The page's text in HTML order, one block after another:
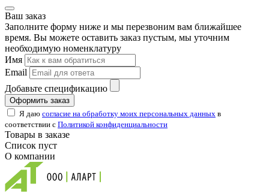
Ваш заказ
Заполните форму ниже и мы перезвоним вам ближайшее
время. Вы можете оставить заказ пустым, мы уточним
необходимую номенклатуру
Имя
Email
Добавьте спецификацию
Оформить заказ
Я даю согласие на обработку моих персональных данных в
соответствии с Политикой конфиденциальности
Товары в заказе
Список пуст
О компании